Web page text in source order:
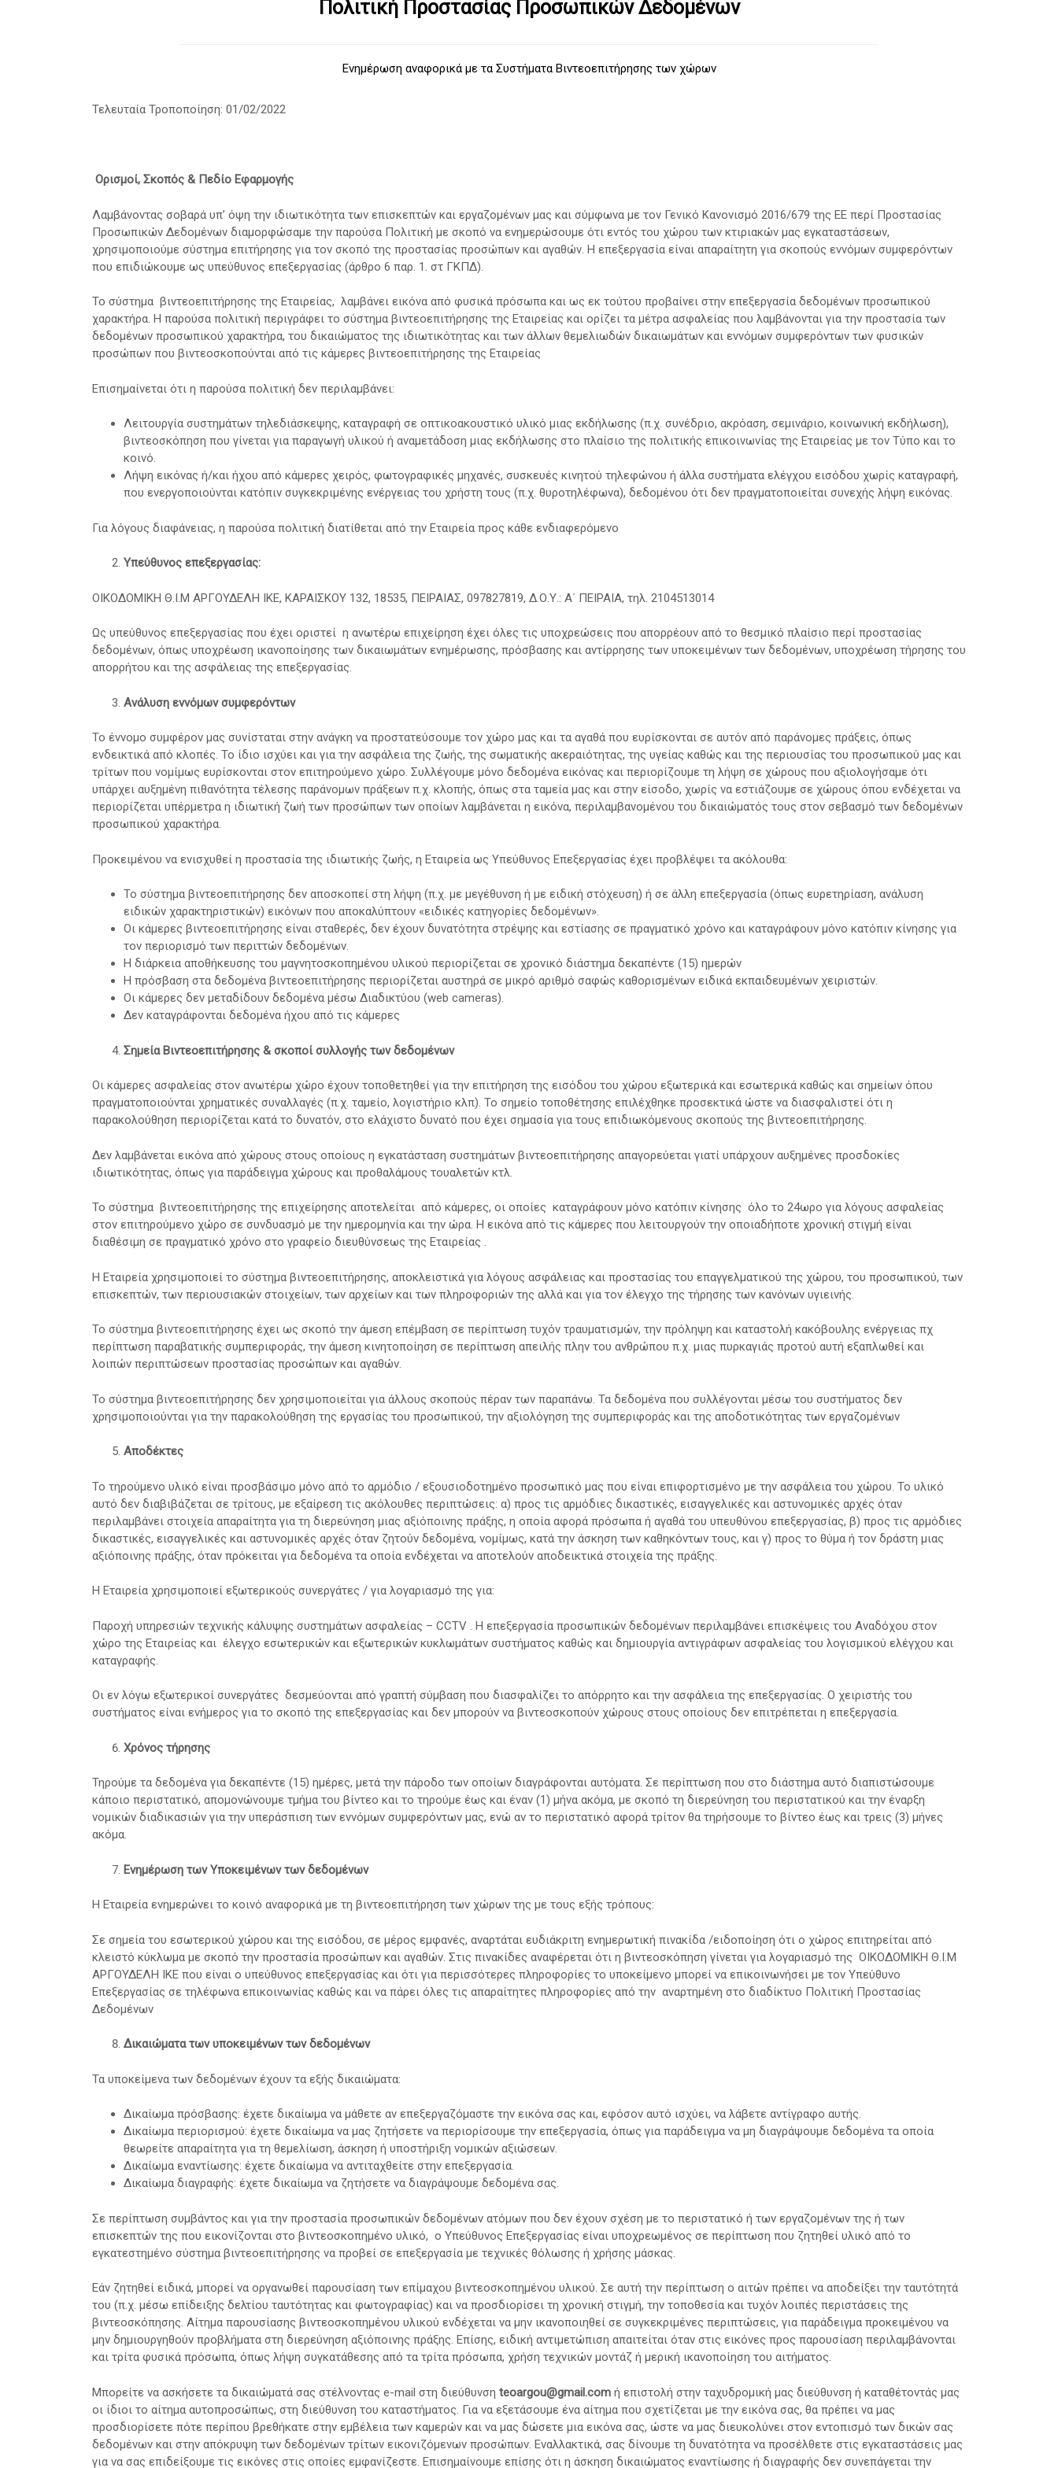
Πολιτική Προστασίας Προσωπικών Δεδομένων
Ενημέρωση αναφορικά με τα Συστήματα Βιντεοεπιτήρησης των χώρων
Τελευταία Τροποποίηση: 01/02/2022
Ορισμοί, Σκοπός & Πεδίο Εφαρμογής
Λαμβάνοντας σοβαρά υπ’ όψη την ιδιωτικότητα των επισκεπτών και εργαζομένων μας και σύμφωνα με τον Γενικό Κανονισμό 2016/679 της ΕΕ περί Προστασίας
Προσωπικών Δεδομένων διαμορφώσαμε την παρούσα Πολιτική με σκοπό να ενημερώσουμε ότι εντός του χώρου των κτιριακών μας εγκαταστάσεων,
χρησιμοποιούμε σύστημα επιτήρησης για τον σκοπό της προστασίας προσώπων και αγαθών. Η επεξεργασία είναι απαραίτητη για σκοπούς εννόμων συμφερόντων
που επιδιώκουμε ως υπεύθυνος επεξεργασίας (άρθρο 6 παρ. 1. στ ΓΚΠΔ).
Το σύστημα βιντεοεπιτήρησης της Εταιρείας, λαμβάνει εικόνα από φυσικά πρόσωπα και ως εκ τούτου προβαίνει στην επεξεργασία δεδομένων προσωπικού
χαρακτήρα. Η παρούσα πολιτική περιγράφει το σύστημα βιντεοεπιτήρησης της Εταιρείας και ορίζει τα μέτρα ασφαλείας που λαμβάνονται για την προστασία των
δεδομένων προσωπικού χαρακτήρα, του δικαιώματος της ιδιωτικότητας και των άλλων θεμελιωδών δικαιωμάτων και εννόμων συμφερόντων των φυσικών
προσώπων που βιντεοσκοπούνται από τις κάμερες βιντεοεπιτήρησης της Εταιρείας
Επισημαίνεται ότι η παρούσα πολιτική δεν περιλαμβάνει:
Λειτουργία συστημάτων τηλεδιάσκεψης, καταγραφή σε οπτικοακουστικό υλικό μιας εκδήλωσης (π.χ. συνέδριο, ακρόαση, σεμινάριο, κοινωνική εκδήλωση),
βιντεοσκόπηση που γίνεται για παραγωγή υλικού ή αναμετάδοση μιας εκδήλωσης στο πλαίσιο της πολιτικής επικοινωνίας της Εταιρείας με τον Τύπο και το
κοινό.
Λήψη εικόνας ή/και ήχου από κάμερες χειρός, φωτογραφικές μηχανές, συσκευές κινητού τηλεφώνου ή άλλα συστήματα ελέγχου εισόδου χωρίς καταγραφή,
που ενεργοποιούνται κατόπιν συγκεκριμένης ενέργειας του χρήστη τους (π.χ. θυροτηλέφωνα), δεδομένου ότι δεν πραγματοποιείται συνεχής λήψη εικόνας.
Για λόγους διαφάνειας, η παρούσα πολιτική διατίθεται από την Εταιρεία προς κάθε ενδιαφερόμενο
Υπεύθυνος επεξεργασίας:
ΟΙΚΟΔΟΜΙΚΗ Θ.Ι.Μ ΑΡΓΟΥΔΕΛΗ ΙΚΕ, ΚΑΡΑΙΣΚΟΥ 132, 18535, ΠΕΙΡΑΙΑΣ, 097827819, Δ.Ο.Υ.: Α΄ ΠΕΙΡΑΙΑ, τηλ. 2104513014
Ως υπεύθυνος επεξεργασίας που έχει οριστεί η ανωτέρω επιχείρηση έχει όλες τις υποχρεώσεις που απορρέουν από το θεσμικό πλαίσιο περί προστασίας
δεδομένων, όπως υποχρέωση ικανοποίησης των δικαιωμάτων ενημέρωσης, πρόσβασης και αντίρρησης των υποκειμένων των δεδομένων, υποχρέωση τήρησης του
απορρήτου και της ασφάλειας της επεξεργασίας.
Ανάλυση εννόμων συμφερόντων
Το έννομο συμφέρον μας συνίσταται στην ανάγκη να προστατεύσουμε τον χώρο μας και τα αγαθά που ευρίσκονται σε αυτόν από παράνομες πράξεις, όπως
ενδεικτικά από κλοπές. Το ίδιο ισχύει και για την ασφάλεια της ζωής, της σωματικής ακεραιότητας, της υγείας καθώς και της περιουσίας του προσωπικού μας και
τρίτων που νομίμως ευρίσκονται στον επιτηρούμενο χώρο. Συλλέγουμε μόνο δεδομένα εικόνας και περιορίζουμε τη λήψη σε χώρους που αξιολογήσαμε ότι
υπάρχει αυξημένη πιθανότητα τέλεσης παράνομων πράξεων π.χ. κλοπής, όπως στα ταμεία μας και στην είσοδο, χωρίς να εστιάζουμε σε χώρους όπου ενδέχεται να
περιορίζεται υπέρμετρα η ιδιωτική ζωή των προσώπων των οποίων λαμβάνεται η εικόνα, περιλαμβανομένου του δικαιώματός τους στον σεβασμό των δεδομένων
προσωπικού χαρακτήρα.
Προκειμένου να ενισχυθεί η προστασία της ιδιωτικής ζωής, η Εταιρεία ως Υπεύθυνος Επεξεργασίας έχει προβλέψει τα ακόλουθα:
Το σύστημα βιντεοεπιτήρησης δεν αποσκοπεί στη λήψη (π.χ. με μεγέθυνση ή με ειδική στόχευση) ή σε άλλη επεξεργασία (όπως ευρετηρίαση, ανάλυση
ειδικών χαρακτηριστικών) εικόνων που αποκαλύπτουν «ειδικές κατηγορίες δεδομένων».
Οι κάμερες βιντεοεπιτήρησης είναι σταθερές, δεν έχουν δυνατότητα στρέψης και εστίασης σε πραγματικό χρόνο και καταγράφουν μόνο κατόπιν κίνησης για
τον περιορισμό των περιττών δεδομένων.
Η διάρκεια αποθήκευσης του μαγνητοσκοπημένου υλικού περιορίζεται σε χρονικό διάστημα δεκαπέντε (15) ημερών
Η πρόσβαση στα δεδομένα βιντεοεπιτήρησης περιορίζεται αυστηρά σε μικρό αριθμό σαφώς καθορισμένων ειδικά εκπαιδευμένων χειριστών.
Οι κάμερες δεν μεταδίδουν δεδομένα μέσω Διαδικτύου (web cameras).
Δεν καταγράφονται δεδομένα ήχου από τις κάμερες
Σημεία Βιντεοεπιτήρησης & σκοποί συλλογής των δεδομένων
Οι κάμερες ασφαλείας στον ανωτέρω χώρο έχουν τοποθετηθεί για την επιτήρηση της εισόδου του χώρου εξωτερικά και εσωτερικά καθώς και σημείων όπου
πραγματοποιούνται χρηματικές συναλλαγές (π.χ. ταμείο, λογιστήριο κλπ). Το σημείο τοποθέτησης επιλέχθηκε προσεκτικά ώστε να διασφαλιστεί ότι η
παρακολούθηση περιορίζεται κατά το δυνατόν, στο ελάχιστο δυνατό που έχει σημασία για τους επιδιωκόμενους σκοπούς της βιντεοεπιτήρησης.
Δεν λαμβάνεται εικόνα από χώρους στους οποίους η εγκατάσταση συστημάτων βιντεοεπιτήρησης απαγορεύεται γιατί υπάρχουν αυξημένες προσδοκίες
ιδιωτικότητας, όπως για παράδειγμα χώρους και προθαλάμους τουαλετών κτλ.
Το σύστημα βιντεοεπιτήρησης της επιχείρησης αποτελείται από κάμερες, οι οποίες καταγράφουν μόνο κατόπιν κίνησης όλο το 24ωρο για λόγους ασφαλείας
στον επιτηρούμενο χώρο σε συνδυασμό με την ημερομηνία και την ώρα. Η εικόνα από τις κάμερες που λειτουργούν την οποιαδήποτε χρονική στιγμή είναι
διαθέσιμη σε πραγματικό χρόνο στο γραφείο διευθύνσεως της Εταιρείας .
Η Εταιρεία χρησιμοποιεί το σύστημα βιντεοεπιτήρησης, αποκλειστικά για λόγους ασφάλειας και προστασίας του επαγγελματικού της χώρου, του προσωπικού, των
επισκεπτών, των περιουσιακών στοιχείων, των αρχείων και των πληροφοριών της αλλά και για τον έλεγχο της τήρησης των κανόνων υγιεινής.
Το σύστημα βιντεοεπιτήρησης έχει ως σκοπό την άμεση επέμβαση σε περίπτωση τυχόν τραυματισμών, την πρόληψη και καταστολή κακόβουλης ενέργειας πχ
περίπτωση παραβατικής συμπεριφοράς, την άμεση κινητοποίηση σε περίπτωση απειλής πλην του ανθρώπου π.χ. μιας πυρκαγιάς προτού αυτή εξαπλωθεί και
λοιπών περιπτώσεων προστασίας προσώπων και αγαθών.
Το σύστημα βιντεοεπιτήρησης δεν χρησιμοποιείται για άλλους σκοπούς πέραν των παραπάνω. Τα δεδομένα που συλλέγονται μέσω του συστήματος δεν
χρησιμοποιούνται για την παρακολούθηση της εργασίας του προσωπικού, την αξιολόγηση της συμπεριφοράς και της αποδοτικότητας των εργαζομένων
Αποδέκτες
Το τηρούμενο υλικό είναι προσβάσιμο μόνο από το αρμόδιο / εξουσιοδοτημένο προσωπικό μας που είναι επιφορτισμένο με την ασφάλεια του χώρου. Το υλικό
αυτό δεν διαβιβάζεται σε τρίτους, με εξαίρεση τις ακόλουθες περιπτώσεις: α) προς τις αρμόδιες δικαστικές, εισαγγελικές και αστυνομικές αρχές όταν
περιλαμβάνει στοιχεία απαραίτητα για τη διερεύνηση μιας αξιόποινης πράξης, η οποία αφορά πρόσωπα ή αγαθά του υπευθύνου επεξεργασίας, β) προς τις αρμόδιες
δικαστικές, εισαγγελικές και αστυνομικές αρχές όταν ζητούν δεδομένα, νομίμως, κατά την άσκηση των καθηκόντων τους, και γ) προς το θύμα ή τον δράστη μιας
αξιόποινης πράξης, όταν πρόκειται για δεδομένα τα οποία ενδέχεται να αποτελούν αποδεικτικά στοιχεία της πράξης.
Η Εταιρεία χρησιμοποιεί εξωτερικούς συνεργάτες / για λογαριασμό της για:
Παροχή υπηρεσιών τεχνικής κάλυψης συστημάτων ασφαλείας – CCTV . H επεξεργασία προσωπικών δεδομένων περιλαμβάνει επισκέψεις του Αναδόχου στον
χώρο της Εταιρείας και έλεγχο εσωτερικών και εξωτερικών κυκλωμάτων συστήματος καθώς και δημιουργία αντιγράφων ασφαλείας του λογισμικού ελέγχου και
καταγραφής.
Οι εν λόγω εξωτερικοί συνεργάτες δεσμεύονται από γραπτή σύμβαση που διασφαλίζει το απόρρητο και την ασφάλεια της επεξεργασίας. Ο χειριστής του
συστήματος είναι ενήμερος για το σκοπό της επεξεργασίας και δεν μπορούν να βιντεοσκοπούν χώρους στους οποίους δεν επιτρέπεται η επεξεργασία.
Χρόνος τήρησης
Τηρούμε τα δεδομένα για δεκαπέντε (15) ημέρες, μετά την πάροδο των οποίων διαγράφονται αυτόματα. Σε περίπτωση που στο διάστημα αυτό διαπιστώσουμε
κάποιο περιστατικό, απομονώνουμε τμήμα του βίντεο και το τηρούμε έως και έναν (1) μήνα ακόμα, με σκοπό τη διερεύνηση του περιστατικού και την έναρξη
νομικών διαδικασιών για την υπεράσπιση των εννόμων συμφερόντων μας, ενώ αν το περιστατικό αφορά τρίτον θα τηρήσουμε το βίντεο έως και τρεις (3) μήνες
ακόμα.
Ενημέρωση των Υποκειμένων των δεδομένων
Η Εταιρεία ενημερώνει το κοινό αναφορικά με τη βιντεοεπιτήρηση των χώρων της με τους εξής τρόπους:
Σε σημεία του εσωτερικού χώρου και της εισόδου, σε μέρος εμφανές, αναρτάται ευδιάκριτη ενημερωτική πινακίδα /ειδοποίηση ότι ο χώρος επιτηρείται από
κλειστό κύκλωμα με σκοπό την προστασία προσώπων και αγαθών. Στις πινακίδες αναφέρεται ότι η βιντεοσκόπηση γίνεται για λογαριασμό της ΟΙΚΟΔΟΜΙΚΗ Θ.Ι.Μ
ΑΡΓΟΥΔΕΛΗ ΙΚΕ που είναι ο υπεύθυνος επεξεργασίας και ότι για περισσότερες πληροφορίες το υποκείμενο μπορεί να επικοινωνήσει με τον Υπεύθυνο
Επεξεργασίας σε τηλέφωνα επικοινωνίας καθώς και να πάρει όλες τις απαραίτητες πληροφορίες από την αναρτημένη στο διαδίκτυο Πολιτική Προστασίας
Δεδομένων
Δικαιώματα των υποκειμένων των δεδομένων
Τα υποκείμενα των δεδομένων έχουν τα εξής δικαιώματα:
Δικαίωμα πρόσβασης: έχετε δικαίωμα να μάθετε αν επεξεργαζόμαστε την εικόνα σας και, εφόσον αυτό ισχύει, να λάβετε αντίγραφο αυτής.
Δικαίωμα περιορισμού: έχετε δικαίωμα να μας ζητήσετε να περιορίσουμε την επεξεργασία, όπως για παράδειγμα να μη διαγράψουμε δεδομένα τα οποία
θεωρείτε απαραίτητα για τη θεμελίωση, άσκηση ή υποστήριξη νομικών αξιώσεων.
Δικαίωμα εναντίωσης: έχετε δικαίωμα να αντιταχθείτε στην επεξεργασία.
Δικαίωμα διαγραφής: έχετε δικαίωμα να ζητήσετε να διαγράψουμε δεδομένα σας.
Σε περίπτωση συμβάντος και για την προστασία προσωπικών δεδομένων ατόμων που δεν έχουν σχέση με το περιστατικό ή των εργαζομένων της ή των
επισκεπτών της που εικονίζονται στο βιντεοσκοπημένο υλικό, ο Υπεύθυνος Επεξεργασίας είναι υποχρεωμένος σε περίπτωση που ζητηθεί υλικό από το
εγκατεστημένο σύστημα βιντεοεπιτήρησης να προβεί σε επεξεργασία με τεχνικές θόλωσης ή χρήσης μάσκας.
Εάν ζητηθεί ειδικά, μπορεί να οργανωθεί παρουσίαση των επίμαχου βιντεοσκοπημένου υλικού. Σε αυτή την περίπτωση ο αιτών πρέπει να αποδείξει την ταυτότητά
του (π.χ. μέσω επίδειξης δελτίου ταυτότητας και φωτογραφίας) και να προσδιορίσει τη χρονική στιγμή, την τοποθεσία και τυχόν λοιπές περιστάσεις της
βιντεοσκόπησης. Αίτημα παρουσίασης βιντεοσκοπημένου υλικού ενδέχεται να μην ικανοποιηθεί σε συγκεκριμένες περιπτώσεις, για παράδειγμα προκειμένου να
μην δημιουργηθούν προβλήματα στη διερεύνηση αξιόποινης πράξης. Επίσης, ειδική αντιμετώπιση απαιτείται όταν στις εικόνες προς παρουσίαση περιλαμβάνονται
και τρίτα φυσικά πρόσωπα, όπως λήψη συγκατάθεσης από τα τρίτα πρόσωπα, χρήση τεχνικών μοντάζ ή μερική ικανοποίηση του αιτήματος.
Μπορείτε να ασκήσετε τα δικαιώματά σας στέλνοντας e-mail στη διεύθυνση teoargou@gmail.com ή επιστολή στην ταχυδρομική μας διεύθυνση ή καταθέτοντάς μας
οι ίδιοι το αίτημα αυτοπροσώπως, στη διεύθυνση του καταστήματος. Για να εξετάσουμε ένα αίτημα που σχετίζεται με την εικόνα σας, θα πρέπει να μας
προσδιορίσετε πότε περίπου βρεθήκατε στην εμβέλεια των καμερών και να μας δώσετε μια εικόνα σας, ώστε να μας διευκολύνει στον εντοπισμό των δικών σας
δεδομένων και στην απόκρυψη των δεδομένων τρίτων εικονιζόμενων προσώπων. Εναλλακτικά, σας δίνουμε τη δυνατότητα να προσέλθετε στις εγκαταστάσεις μας
για να σας επιδείξουμε τις εικόνες στις οποίες εμφανίζεστε. Επισημαίνουμε επίσης ότι η άσκηση δικαιώματος εναντίωσης ή διαγραφής δεν συνεπάγεται την